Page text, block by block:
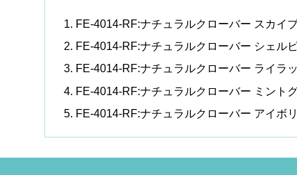
FE-4014-RF:ナチュラルクローバー スカイ
FE-4014-RF:ナチュラルクローバー シェル
FE-4014-RF:ナチュラルクローバー ライラ
FE-4014-RF:ナチュラルクローバー ミント
FE-4014-RF:ナチュラルクローバー アイボ